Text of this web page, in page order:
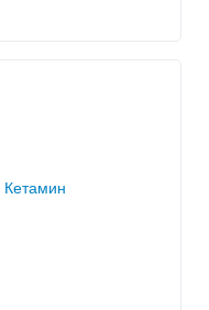
Кетамин